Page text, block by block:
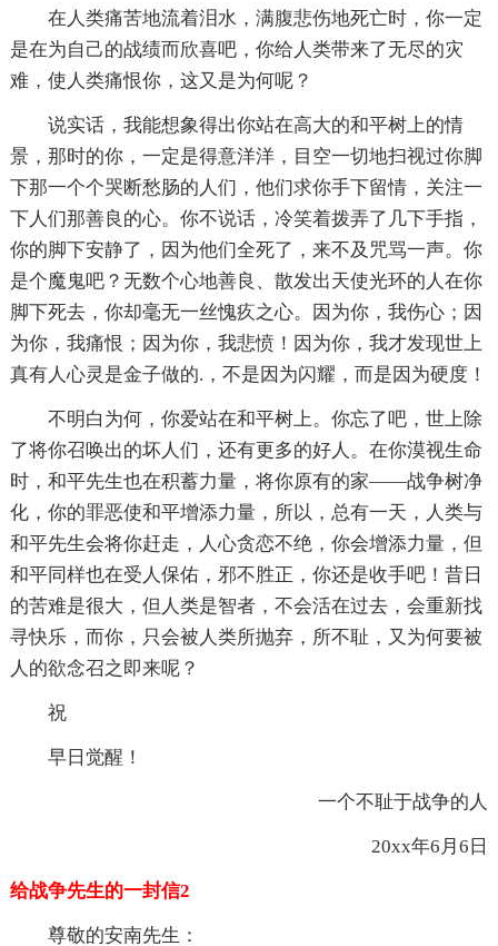
在人类痛苦地流着泪水，满腹悲伤地死亡时，你一定
是在为自己的战绩而欣喜吧，你给人类带来了无尽的灾
难，使人类痛恨你，这又是为何呢？
说实话，我能想象得出你站在高大的和平树上的情
景，那时的你，一定是得意洋洋，目空一切地扫视过你脚
下那一个个哭断愁肠的人们，他们求你手下留情，关注一
下人们那善良的心。你不说话，冷笑着拨弄了几下手指，
你的脚下安静了，因为他们全死了，来不及咒骂一声。你
是个魔鬼吧？无数个心地善良、散发出天使光环的人在你
脚下死去，你却毫无一丝愧疚之心。因为你，我伤心；因
为你，我痛恨；因为你，我悲愤！因为你，我才发现世上
真有人心灵是金子做的.，不是因为闪耀，而是因为硬度！
不明白为何，你爱站在和平树上。你忘了吧，世上除
了将你召唤出的坏人们，还有更多的好人。在你漠视生命
时，和平先生也在积蓄力量，将你原有的家——战争树净
化，你的罪恶使和平增添力量，所以，总有一天，人类与
和平先生会将你赶走，人心贪恋不绝，你会增添力量，但
和平同样也在受人保佑，邪不胜正，你还是收手吧！昔日
的苦难是很大，但人类是智者，不会活在过去，会重新找
寻快乐，而你，只会被人类所抛弃，所不耻，又为何要被
人的欲念召之即来呢？
祝
早日觉醒！
一个不耻于战争的人
20xx年6月6日
给战争先生的一封信2
尊敬的安南先生：